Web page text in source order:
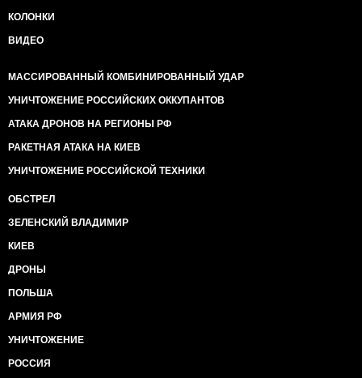
КОЛОНКИ
ВИДЕО
МАССИРОВАННЫЙ КОМБИНИРОВАННЫЙ УДАР
УНИЧТОЖЕНИЕ РОССИЙСКИХ ОККУПАНТОВ
АТАКА ДРОНОВ НА РЕГИОНЫ РФ
РАКЕТНАЯ АТАКА НА КИЕВ
УНИЧТОЖЕНИЕ РОССИЙСКОЙ ТЕХНИКИ
ОБСТРЕЛ
ЗЕЛЕНСКИЙ ВЛАДИМИР
КИЕВ
ДРОНЫ
ПОЛЬША
АРМИЯ РФ
УНИЧТОЖЕНИЕ
РОССИЯ